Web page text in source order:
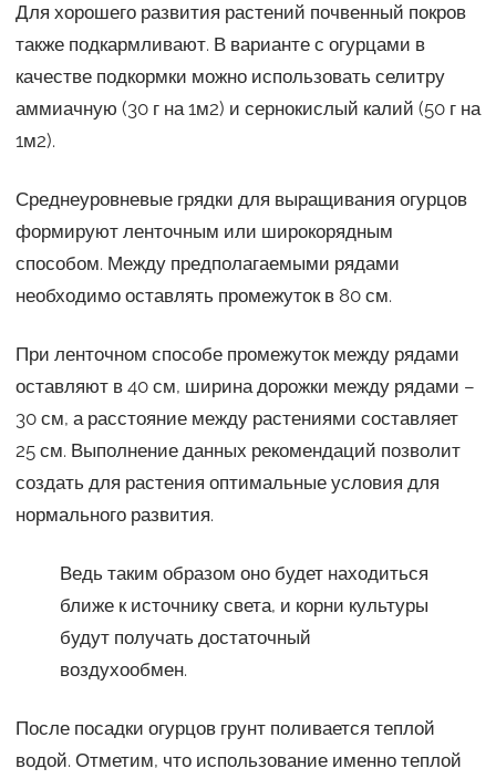
Для хорошего развития растений почвенный покров
также подкармливают. В варианте с огурцами в
качестве подкормки можно использовать селитру
аммиачную (30 г на 1м2) и сернокислый калий (50 г на
1м2).
Среднеуровневые грядки для выращивания огурцов
формируют ленточным или широкорядным
способом. Между предполагаемыми рядами
необходимо оставлять промежуток в 80 см.
При ленточном способе промежуток между рядами
оставляют в 40 см, ширина дорожки между рядами –
30 см, а расстояние между растениями составляет
25 см. Выполнение данных рекомендаций позволит
создать для растения оптимальные условия для
нормального развития.
Ведь таким образом оно будет находиться
ближе к источнику света, и корни культуры
будут получать достаточный
воздухообмен.
После посадки огурцов грунт поливается теплой
водой. Отметим, что использование именно теплой